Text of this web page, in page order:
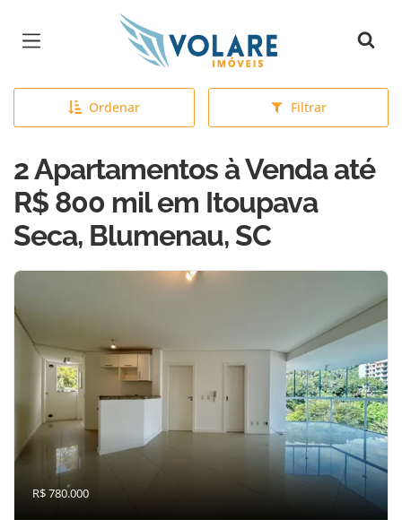
Página inicial
Ordenar Filtrar
2 Apartamentos à Venda até
R$ 800 mil em Itoupava
Seca, Blumenau, SC
R$ 780.000